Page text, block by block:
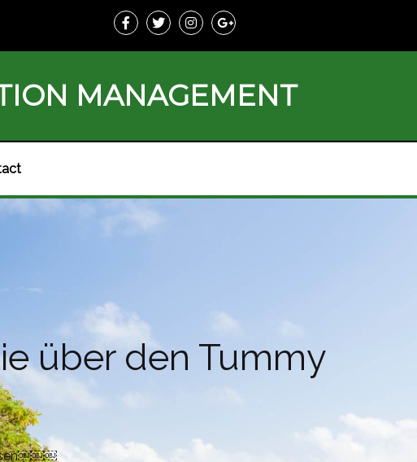
MANAGEMENT
über den Tummy